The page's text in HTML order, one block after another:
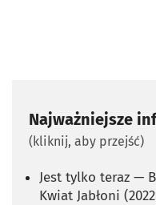
Najważniejsze
(kliknij, aby przejść)
Jest tylko teraz —
Kwiat Jabłoni